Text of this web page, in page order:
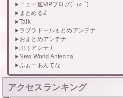
ニュー速VIPブログ(`･ω･´)
まとめるZ
Talk
ラブラドールまとめアンテナ
おまとめアンテナ
ぷぅアンテナ
New World Antenna
ふぉーあんてな
アクセスランキング